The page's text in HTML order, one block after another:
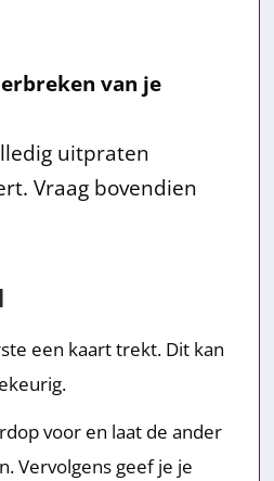
van je
uitpraten
Vraag bovendien
een kaart trekt. Dit kan
voor en laat de ander
Vervolgens geef je je